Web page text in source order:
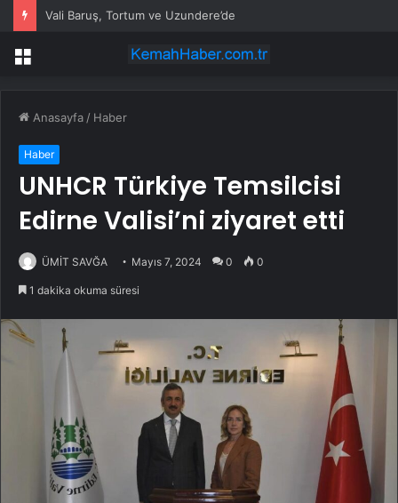
Vali Baruş, Tortum ve Uzundere’de
Menü
Anasayfa / Haber
Haber
UNHCR Türkiye Temsilcisi
Edirne Valisi’ni ziyaret etti
ÜMİT SAVĞA Mayıs 7, 2024 0 0
1 dakika okuma süresi